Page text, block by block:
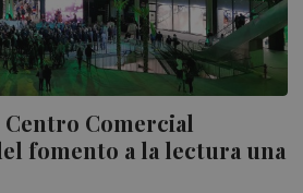
Comercial
fomento a la lectura una